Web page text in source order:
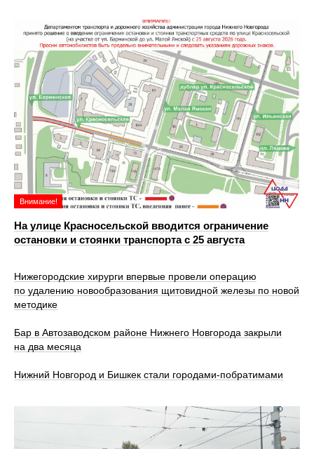
Внимание!
На улице Красносельской вводится ограничение
остановки и стоянки транспорта с 25 августа
Нижегородские хирурги впервые провели операцию
по удалению новообразования щитовидной железы по новой
методике
Бар в Автозаводском районе Нижнего Новгорода закрыли
на два месяца
Нижний Новгород и Бишкек стали городами-побратимами